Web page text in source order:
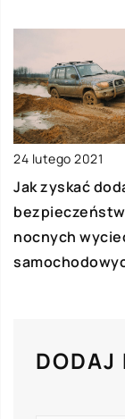
24 lutego 2021
Jak zyskać
nocnych
DODAJ